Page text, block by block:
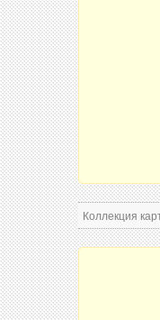
Коллекция